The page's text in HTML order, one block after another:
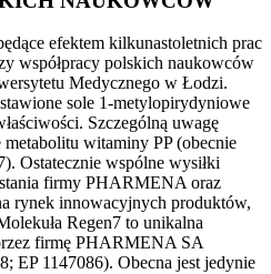
efektem kilkunastoletnich prac
współpracy polskich naukowców
Medycznego w Łodzi.
sole 1-metylopirydyniowe
Szczególną uwagę
witaminy PP (obecnie
Ostatecznie wspólne wysiłki
firmy PHARMENA oraz
rynek innowacyjnych produktów,
Regen7 to unikalna
firmę PHARMENA SA
EP 1147086). Obecna jest jedynie